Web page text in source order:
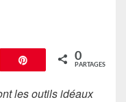
Épingle 0
PARTAGES
les outils idéaux